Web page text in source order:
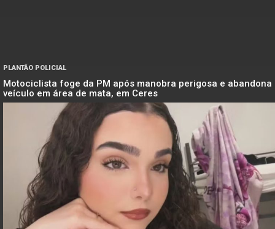
PLANTÃO POLICIAL
Motociclista foge da PM após manobra perigosa e abandona
veículo em área de mata, em Ceres